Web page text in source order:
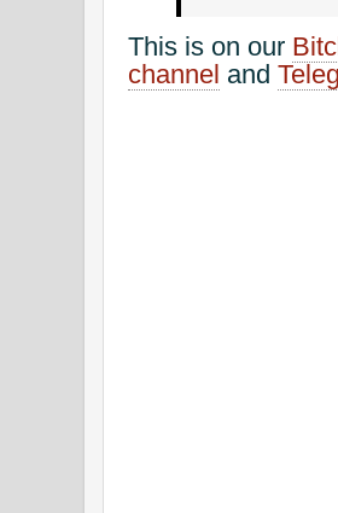
This is on our
channel and